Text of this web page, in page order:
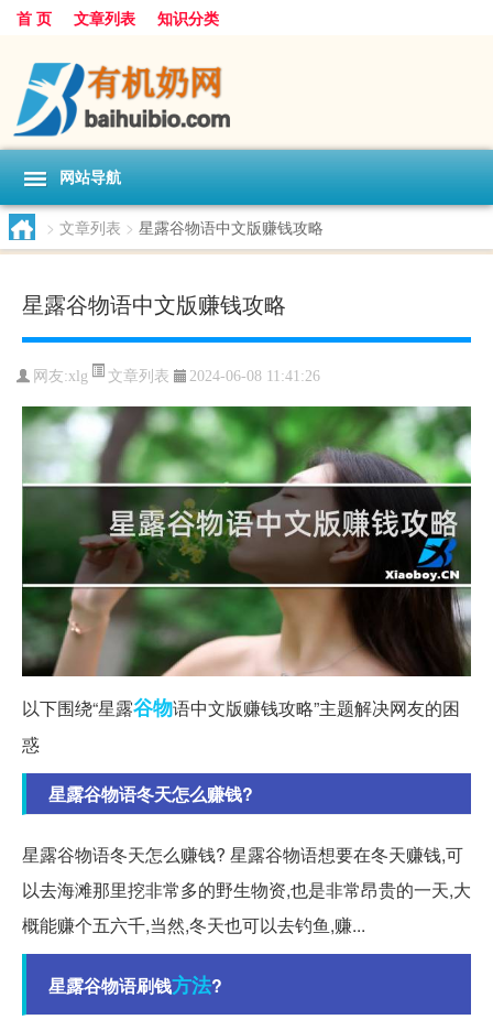
首 页 文章列表 知识分类
网站导航
> 文章列表 > 星露谷物语中文版赚钱攻略
星露谷物语中文版赚钱攻略
网友:xlg 文章列表 2024-06-08 11:41:26
以下围绕“星露谷物语中文版赚钱攻略”主题解决网友的困
惑
星露谷物语冬天怎么赚钱?
星露谷物语冬天怎么赚钱? 星露谷物语想要在冬天赚钱,可
以去海滩那里挖非常多的野生物资,也是非常昂贵的一天,大
概能赚个五六千,当然,冬天也可以去钓鱼,赚...
星露谷物语刷钱方法?